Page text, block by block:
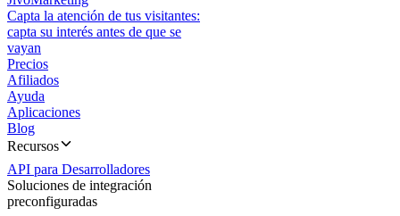
Capta la atención de tus visitantes:
capta su interés antes de que se
vayan
Precios
Afiliados
Ayuda
Aplicaciones
Blog
Recursos
API para Desarrolladores
Soluciones de integración
preconfiguradas